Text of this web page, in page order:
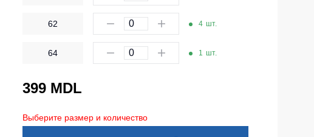
Пояс для инструментов
Шорты рабочие
62 4 шт.
64 1 шт.
399 MDL
Выберите размер и количество